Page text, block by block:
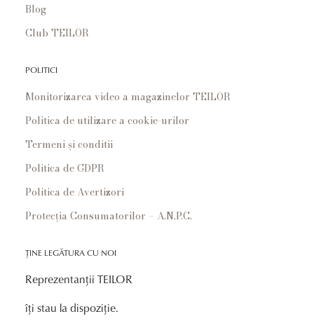
Blog
Club TEILOR
POLITICI
Monitorizarea video a magazinelor TEILOR
Politica de utilizare a cookie-urilor
Termeni și conditii
Politica de GDPR
Politica de Avertizori
Protecția Consumatorilor – A.N.P.C.
ȚINE LEGĂTURA CU NOI
Reprezentanții TEILOR
îți stau la dispoziție.